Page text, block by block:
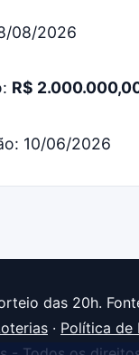
08/2026
R$
10/06/2026
das 20h.
· Política de